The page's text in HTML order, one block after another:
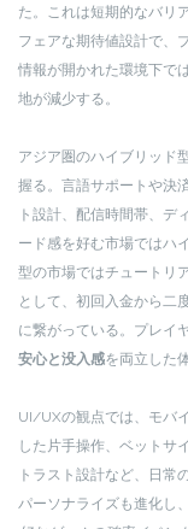
た。これは短期的なバリ
フェアな期待値設計で、
情報が開かれた環境下で
地が減少する。
アジア圏のハイブリッド
握る。言語サポートや決
ト設計、配信時間帯、デ
ード感を好む市場ではハ
型の市場ではチュートリ
として、初回入金から二
に繋がっている。プレイ
安心と没入感を両立した
UI/UXの観点では、モバ
した片手操作、ベットサ
トラスト設計など、日常
パーソナライズも進化し